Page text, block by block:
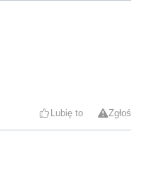
Lubię to Zgłoś